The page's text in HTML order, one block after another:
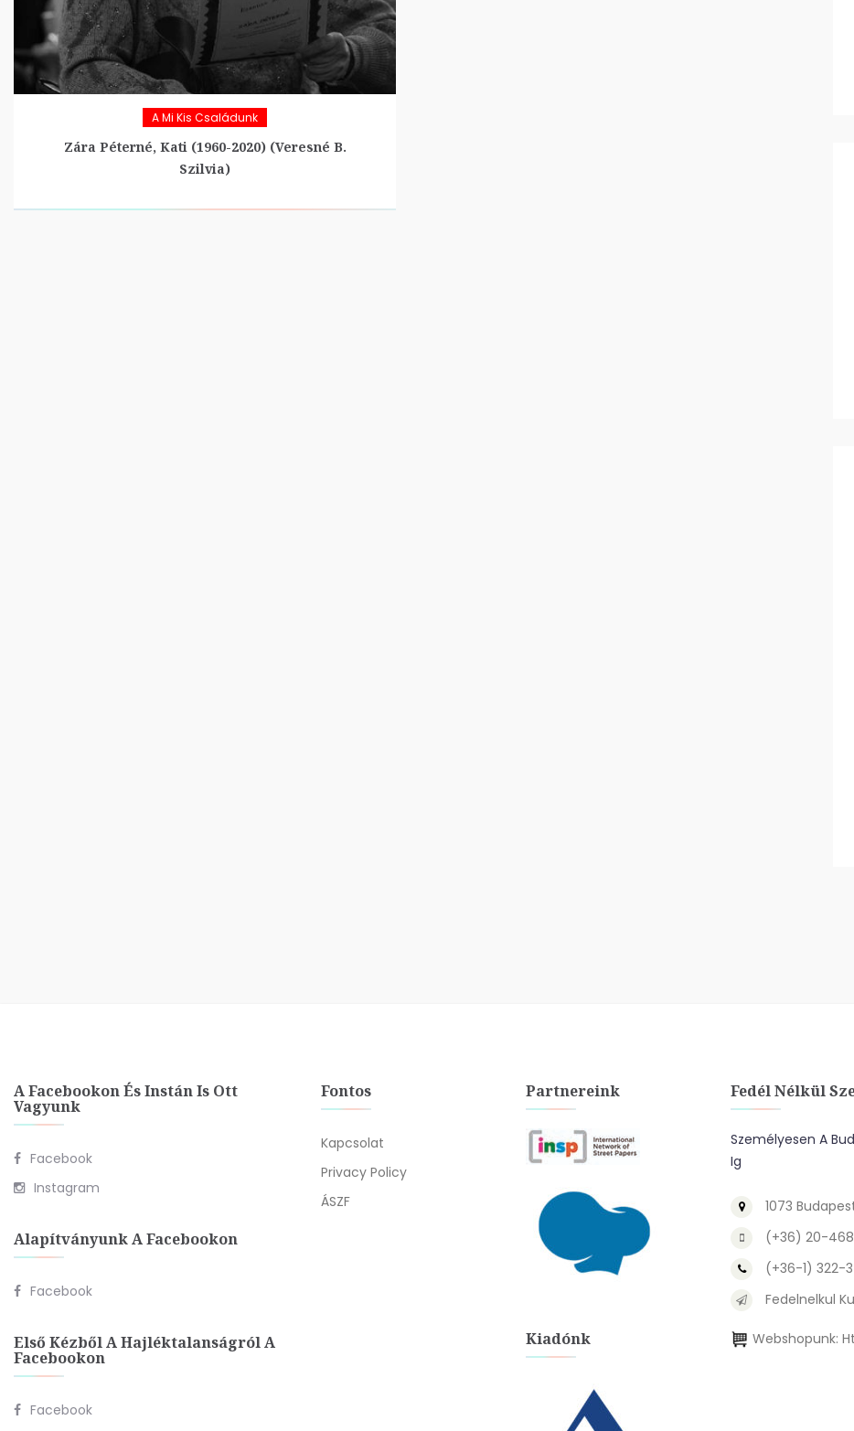
A Mi Kis Családunk
Zára Péterné, Kati (1960-2020) (Veresné B.
Szilvia)
A Facebookon És Instán Is Ott
Vagyunk
Facebook
Instagram
Alapítványunk A Facebookon
Facebook
Első Kézből A Hajléktalanságról A
Facebookon
Facebook
Fontos
Kapcsolat
Privacy Policy
ÁSZF
Partnereink
Kiadónk
Fedél Nélkül
Személyesen A
Ig
1073
(+36) 20-
(+36-1) 322-
Fedelnelkul
Webshopunk: